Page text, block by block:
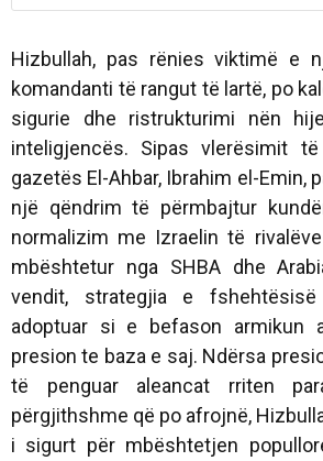
Hizbullah, pas rënies viktimë e
komandanti të rangut të lartë, po
sigurie dhe ristrukturimi nën
inteligjencës. Sipas vlerësimit
gazetës El-Ahbar, Ibrahim el-Emin,
një qëndrim të përmbajtur
normalizim me Izraelin të
mbështetur nga SHBA dhe
vendit, strategjia e
adoptuar si e befason armikun
presion te baza e saj. Ndërsa
të penguar aleancat rriten
përgjithshme që po afrojnë,
i sigurt për mbështetjen